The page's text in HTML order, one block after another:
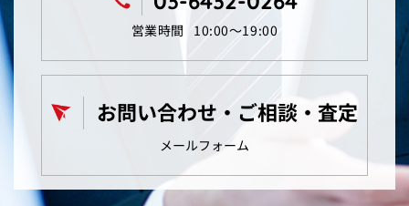
営業時間 10:00〜19:00
お問い合わせ・ご相談・査定
メールフォーム